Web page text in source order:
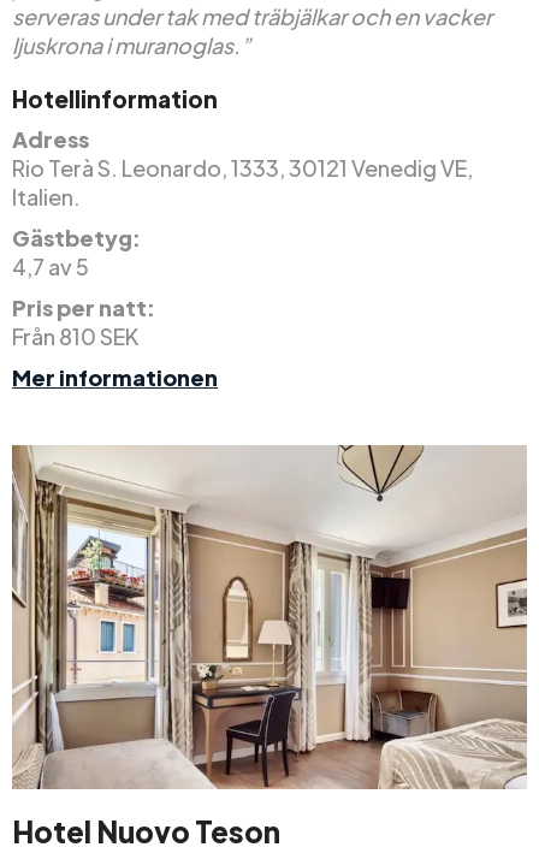
serveras under tak med träbjälkar och en vacker
ljuskrona i muranoglas.”
Hotellinformation
Adress
Rio Terà S. Leonardo, 1333, 30121 Venedig VE,
Italien.
Gästbetyg:
4,7 av 5
Pris per natt:
Från 810 SEK
Mer informationen
Hotel Nuovo Teson